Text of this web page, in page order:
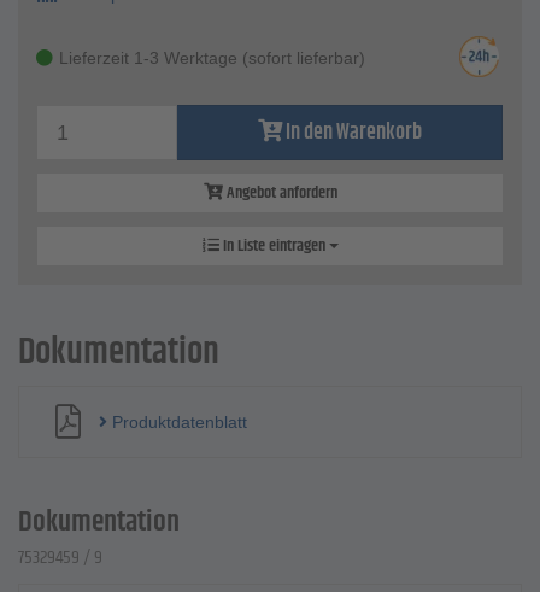
Lieferzeit 1-3 Werktage (sofort lieferbar)
In den Warenkorb
Angebot anfordern
In Liste eintragen
Dokumentation
Produktdatenblatt
Dokumentation
75329459 / 9